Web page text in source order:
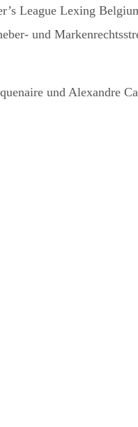
League Lexing
und
und Alexandre